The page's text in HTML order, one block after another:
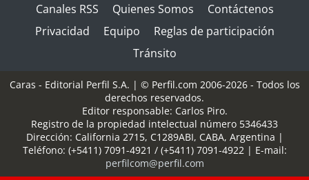
Canales RSS Quienes Somos
Contáctenos
Privacidad
Equipo
Reglas de participación
Tránsito
Caras - Editorial Perfil S.A. | © Perfil.com 2006-2026 - Todos los
derechos reservados.
Editor responsable: Carlos Piro.
Registro de la propiedad intelectual número 5346433
Dirección: California 2715, C1289ABI, CABA, Argentina |
Teléfono: (+5411) 7091-4921 / (+5411) 7091-4922| E-mail:
perfilcom@perfil.com